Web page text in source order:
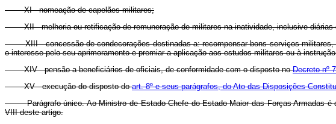
XI - nomeação de capelães militares;
XII - melhoria ou retificação de remuneração de militares na inatividade, inclusive
XIII - concessão de condecorações destinadas a: recompensar bons serviços
o interesse pelo seu aprimoramento e premiar a aplicação aos estudos militares ou à
XIV - pensão a beneficiários de oficiais, de conformidade com o disposto noDecreto nº
XV - execução do disposto doart. 8º e seus parágrafos, do Ato das Disposições
Parágrafo único. Ao Ministro de Estado Chefe do Estado-Maior das Forças Armadas
VIII deste artigo.